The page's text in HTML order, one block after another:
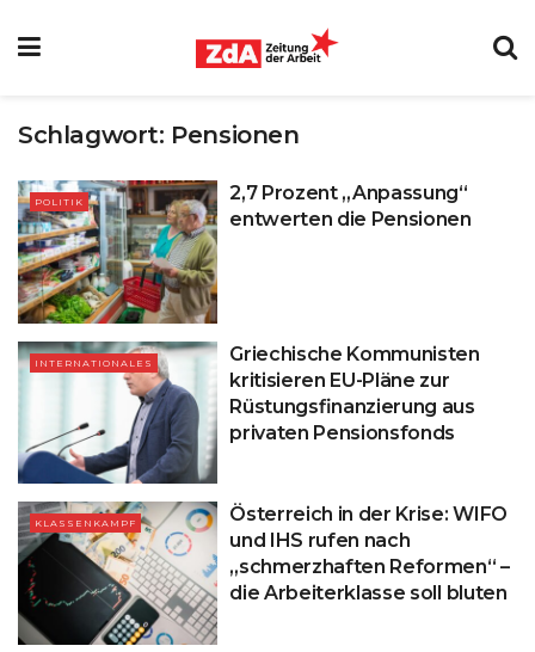
Schlagwort: Pensionen
POLITIK
2,7 Prozent „Anpassung“
entwerten die Pensionen
INTERNATIONALES
Griechische Kommunisten
kritisieren EU-Pläne zur
Rüstungsfinanzierung aus
privaten Pensionsfonds
KLASSENKAMPF
Österreich in der Krise: WIFO
und IHS rufen nach
„schmerzhaften Reformen“ –
die Arbeiterklasse soll bluten